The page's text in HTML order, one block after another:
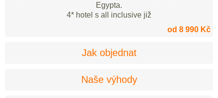
Egypta.
4* hotel s all inclusive již
od 8 990 Kč
Jak objednat
Naše výhody